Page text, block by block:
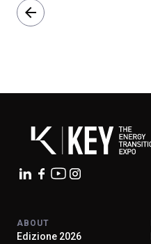
arrow_back
ABOUT
Edizione 2026